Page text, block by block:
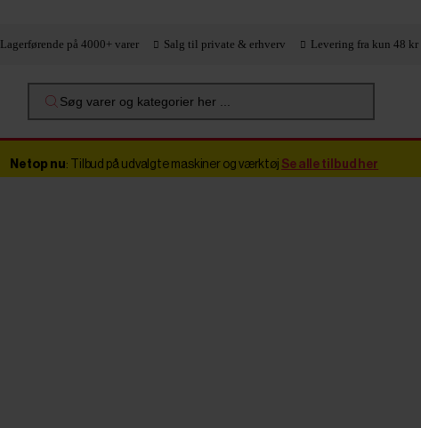
Lagerførende på 4000+ varer Salg til private & erhverv Levering fra kun 48 kr
Søg varer og kategorier her ...
Netop nu: Tilbud på udvalgte maskiner og værktøj Se alle tilbud her